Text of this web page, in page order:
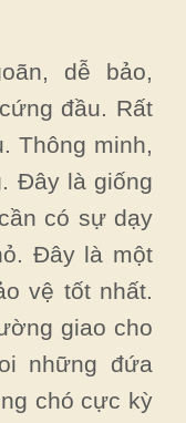
dễ bảo,
đầu. Rất
Thông minh,
Đây là giống
có sự dạy
Đây là một
vệ tốt nhất.
giao cho
những đứa
chó cực kỳ